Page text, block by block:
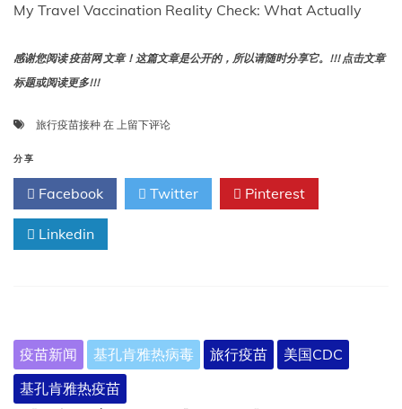
My Travel Vaccination Reality Check: What Actually
感谢您阅读 疫苗网 文章！这篇文章是公开的，所以请随时分享它。!!! 点击文章
标题或阅读更多!!!
旅行疫苗接种 在 我
行
苗
什
么
真
正
上留下评论
分享
Facebook Twitter Pinterest
Linkedin
疫苗新闻 基孔肯雅热病毒 旅行疫苗
美国CDC
基孔肯雅热疫苗